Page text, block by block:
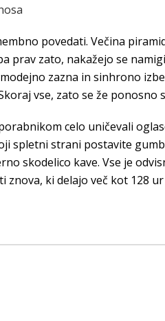
povedati. Večina
prav zato, nakažejo se
zazna in sinhrono
vse, zato se že ponosno
celo uničevali
spletni strani postavite
skodelico kave. Vse je
ki delajo več kot 128 ur